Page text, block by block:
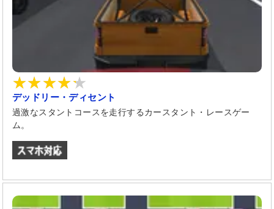
デッドリー・ディセント
過激なスタントコースを走行するカースタント・レースゲー
ム。